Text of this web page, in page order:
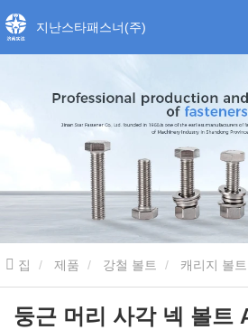
지난스타패스너(주)
집 제품 강철 볼트 캐리지 볼트
ASME B18.5-2
둥근 머리 사각 넥 볼트